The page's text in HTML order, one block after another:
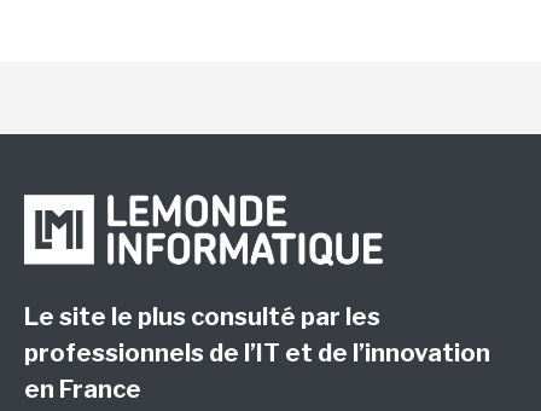
Le site le plus consulté par les
professionnels de l’IT et de l’innovation
en France